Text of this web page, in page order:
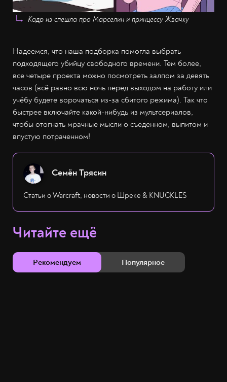
Кадр из спешла про Марселин и принцессу Жвачку
Надеемся, что наша подборка помогла выбрать
подходящего убийцу свободного времени. Тем более,
все четыре проекта можно посмотреть залпом за девять
часов (всё равно всю ночь перед выходом на работу или
учёбу будете ворочаться из-за сбитого режима). Так что
быстрее включайте какой-нибудь из мультсериалов,
чтобы отогнать мрачные мысли о съеденном, выпитом и
впустую потраченном!
Семён Трясин
Статьи о Warcraft, новости о Шреке & KNUCKLES
Читайте ещё
Рекомендуем Популярное